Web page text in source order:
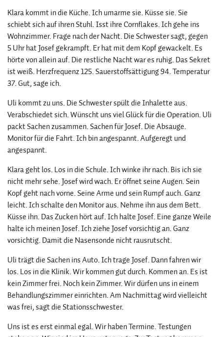
Klara kommt in die Küche. Ich umarme sie. Küsse sie. Sie
schiebt sich auf ihren Stuhl. Isst ihre Cornflakes. Ich gehe ins
Wohnzimmer. Frage nach der Nacht. Die Schwester sagt, gegen
5 Uhr hat Josef gekrampft. Er hat mit dem Kopf gewackelt. Es
hörte von allein auf. Die restliche Nacht war es ruhig. Das Sekret
ist weiß. Herzfrequenz 125. Sauerstoffsättigung 94. Temperatur
37. Gut, sage ich.
Uli kommt zu uns. Die Schwester spült die Inhalette aus.
Verabschiedet sich. Wünscht uns viel Glück für die Operation. Uli
packt Sachen zusammen. Sachen für Josef. Die Absauge.
Monitor für die Fahrt. Ich bin angespannt. Aufgeregt und
angespannt.
Klara geht los. Los in die Schule. Ich winke ihr nach. Bis ich sie
nicht mehr sehe. Josef wird wach. Er öffnet seine Augen. Sein
Kopf geht nach vorne. Seine Arme und sein Rumpf auch. Ganz
leicht. Ich schalte den Monitor aus. Nehme ihn aus dem Bett.
Küsse ihn. Das Zucken hört auf. Ich halte Josef. Eine ganze Weile
halte ich meinen Josef. Ich ziehe Josef vorsichtig an. Ganz
vorsichtig. Damit die Nasensonde nicht rausrutscht.
Uli trägt die Sachen ins Auto. Ich trage Josef. Dann fahren wir
los. Los in die Klinik. Wir kommen gut durch. Kommen an. Es ist
kein Zimmer frei. Noch kein Zimmer. Wir dürfen uns in einem
Behandlungszimmer einrichten. Am Nachmittag wird vielleicht
was frei, sagt die Stationsschwester.
Uns ist es erst einmal egal. Wir haben Termine. Testungen